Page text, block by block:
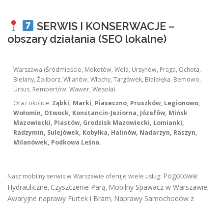
SERWIS I KONSERWACJE –
obszary działania (SEO lokalne)
Warszawa (Śródmieście, Mokotów, Wola, Ursynów, Praga, Ochota,
Bielany, Żoliborz, Wilanów, Włochy, Targówek, Białołęka, Bemowo,
Ursus, Rembertów, Wawer, Wesoła)
Oraz okolice: Ząbki, Marki, Piaseczno, Pruszków, Legionowo,
Wołomin, Otwock, Konstancin-Jeziorna, Józefów, Mińsk
Mazowiecki, Piastów, Grodzisk Mazowiecki, Łomianki,
Radzymin, Sulejówek, Kobyłka, Halinów, Nadarzyn, Raszyn,
Milanówek, Podkowa Leśna.
Nasz mobilny serwis w Warszawie oferuje wiele usług: Pogotowie
Hydrauliczne, Czyszczenie Parą, Mobilny Spawacz w Warszawie,
Awaryjne naprawy Furtek i Bram, Naprawy Samochodów z